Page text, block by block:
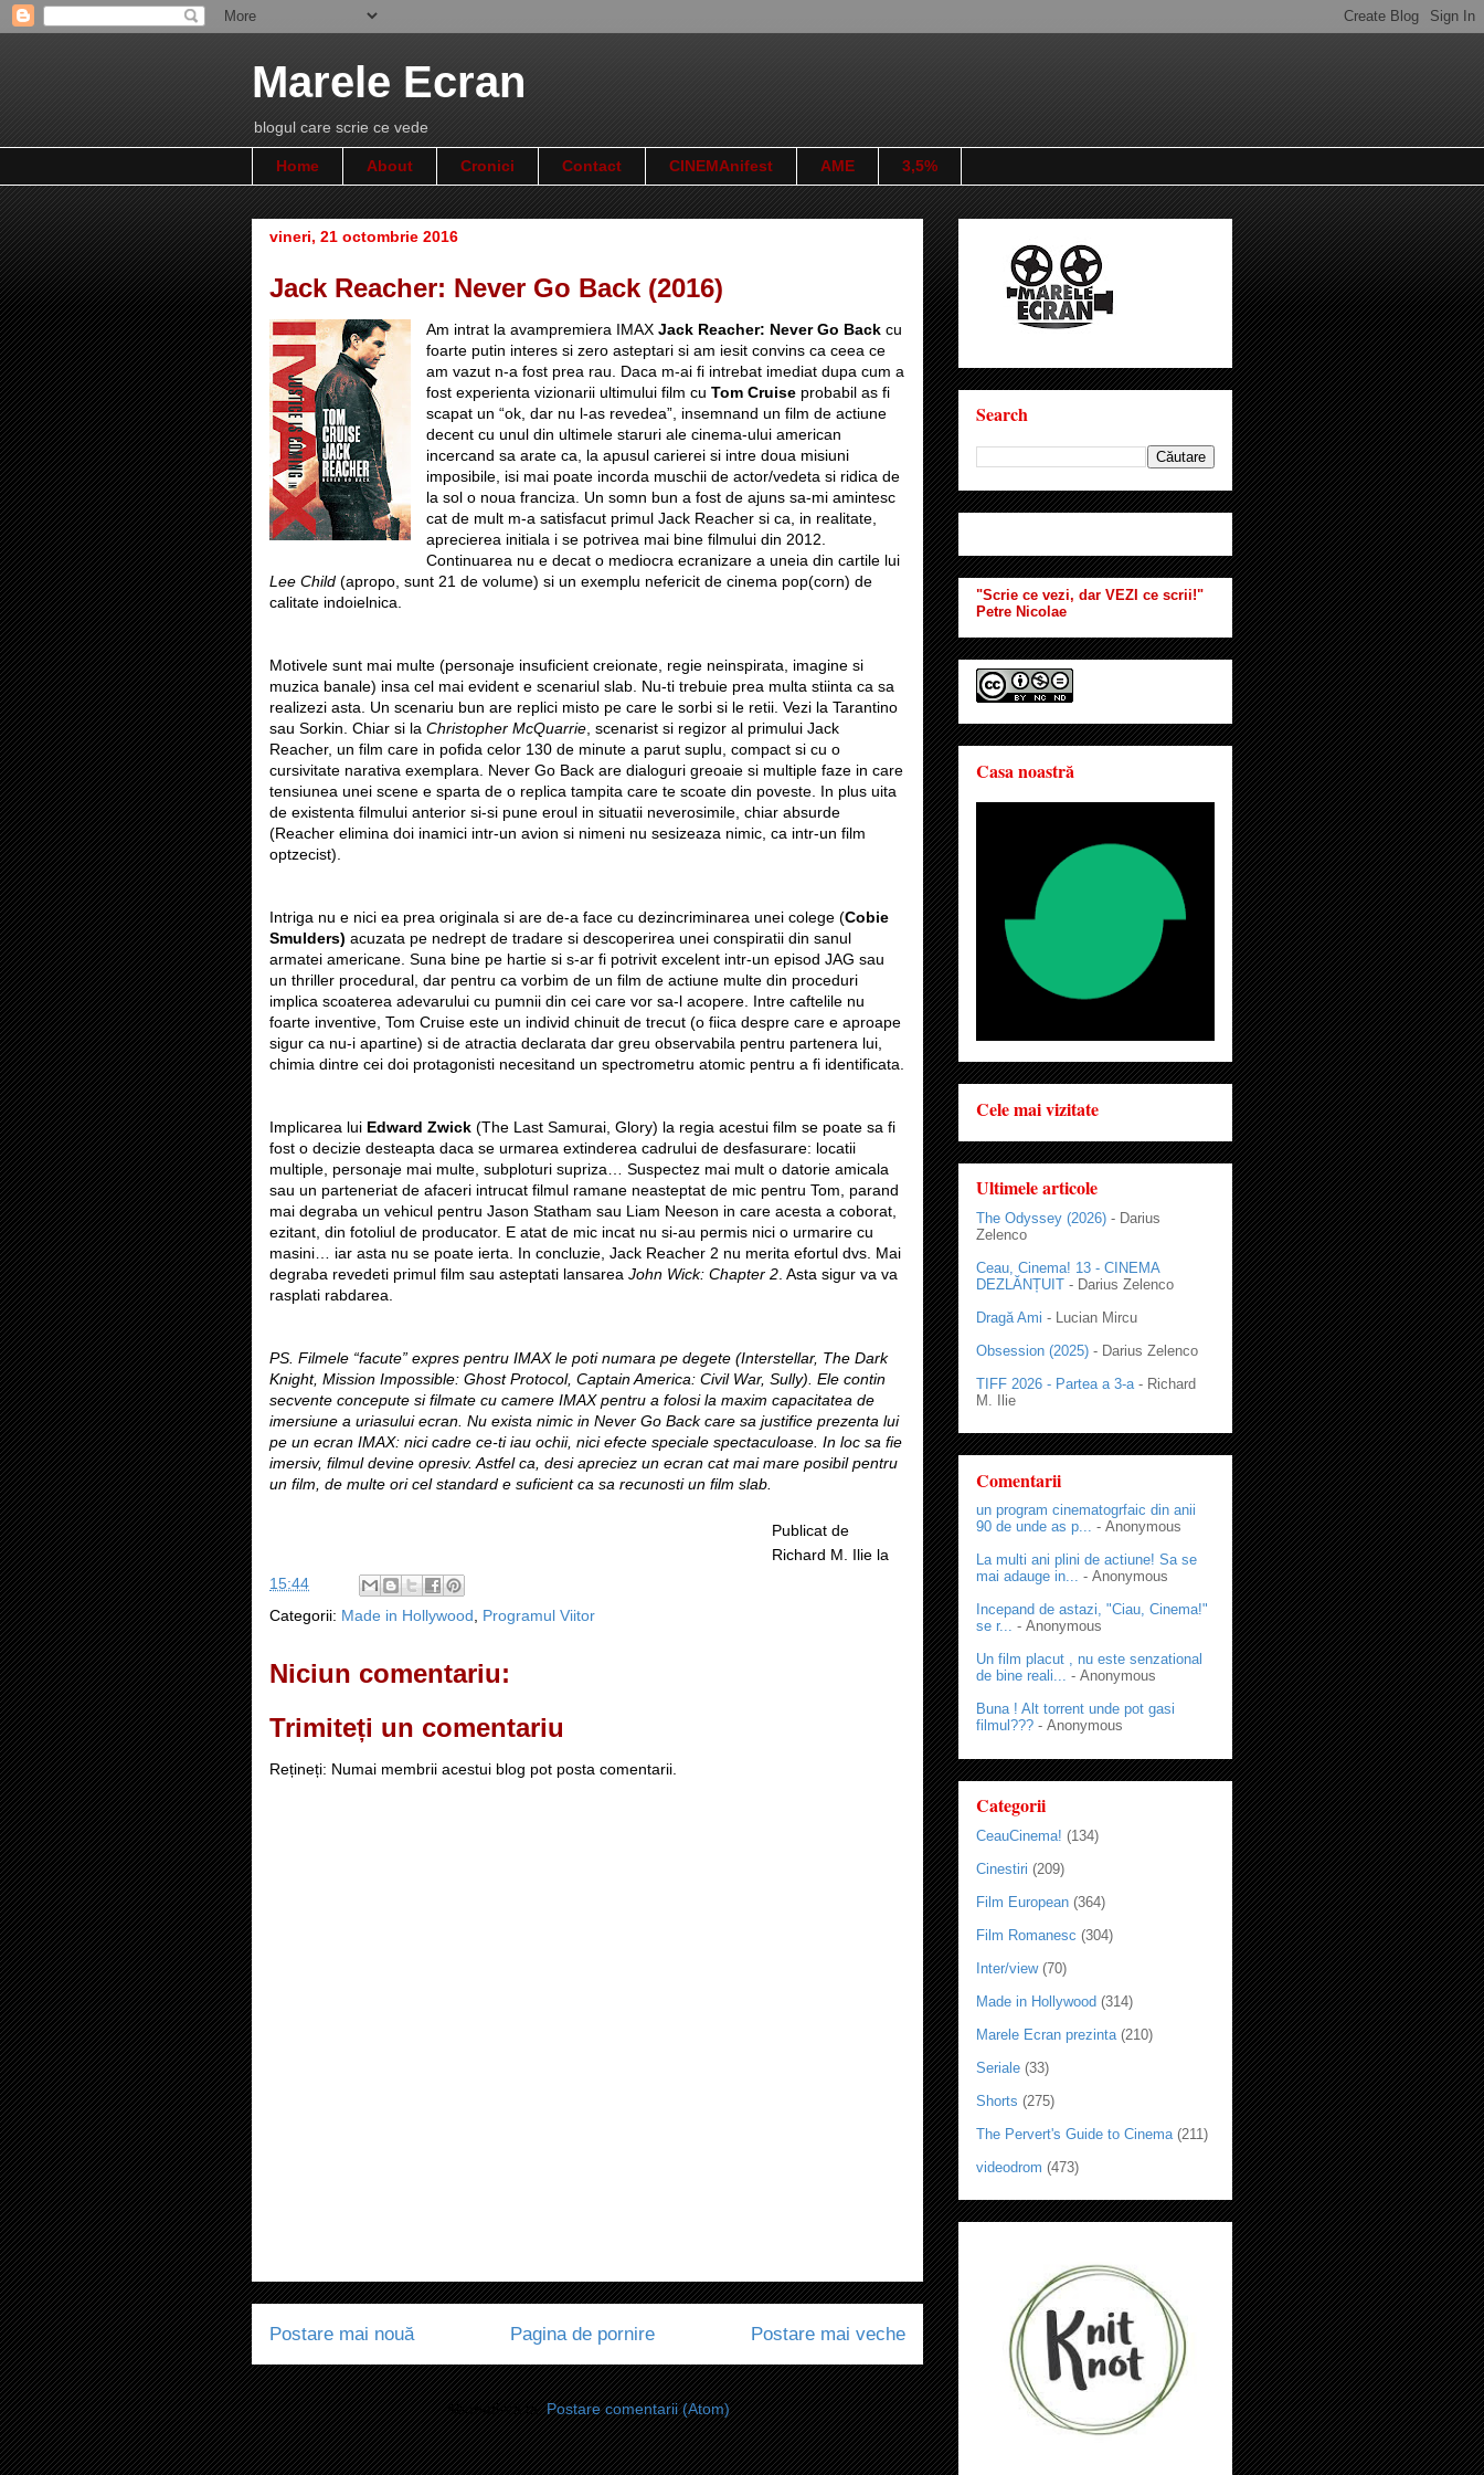
Marele Ecran
blogul care scrie ce vede
Home About Cronici Contact CINEMAnifest AME 3,5%
vineri, 21 octombrie 2016
Jack Reacher: Never Go Back (2016)
Am intrat la avampremiera IMAX Jack Reacher: Never Go Back cu
foarte putin interes si zero asteptari si am iesit convins ca ceea ce
am vazut n-a fost prea rau. Daca m-ai fi intrebat imediat dupa cum a
fost experienta vizionarii ultimului film cu Tom Cruise probabil as fi
scapat un “ok, dar nu l-as revedea”, insemnand un film de actiune
decent cu unul din ultimele staruri ale cinema-ului american
incercand sa arate ca, la apusul carierei si intre doua misiuni
imposibile, isi mai poate incorda muschii de actor/vedeta si ridica de
la sol o noua franciza. Un somn bun a fost de ajuns sa-mi amintesc
cat de mult m-a satisfacut primul Jack Reacher si ca, in realitate,
aprecierea initiala i se potrivea mai bine filmului din 2012.
Continuarea nu e decat o mediocra ecranizare a uneia din cartile lui
Lee Child (apropo, sunt 21 de volume) si un exemplu nefericit de cinema pop(corn) de
calitate indoielnica.
Motivele sunt mai multe (personaje insuficient creionate, regie neinspirata, imagine si
muzica banale) insa cel mai evident e scenariul slab. Nu-ti trebuie prea multa stiinta ca sa
realizezi asta. Un scenariu bun are replici misto pe care le sorbi si le retii. Vezi la Tarantino
sau Sorkin. Chiar si la Christopher McQuarrie , scenarist si regizor al primului Jack
Reacher, un film care in pofida celor 130 de minute a parut suplu, compact si cu o
cursivitate narativa exemplara. Never Go Back are dialoguri greoaie si multiple faze in care
tensiunea unei scene e sparta de o replica tampita care te scoate din poveste. In plus uita
de existenta filmului anterior si-si pune eroul in situatii neverosimile, chiar absurde
(Reacher elimina doi inamici intr-un avion si nimeni nu sesizeaza nimic, ca intr-un film
optzecist).
Intriga nu e nici ea prea originala si are de-a face cu dezincriminarea unei colege (Cobie
Smulders) acuzata pe nedrept de tradare si descoperirea unei conspiratii din sanul
armatei americane. Suna bine pe hartie si s-ar fi potrivit excelent intr-un episod JAG sau
un thriller procedural, dar pentru ca vorbim de un film de actiune multe din proceduri
implica scoaterea adevarului cu pumnii din cei care vor sa-l acopere. Intre caftelile nu
foarte inventive, Tom Cruise este un individ chinuit de trecut (o fiica despre care e aproape
sigur ca nu-i apartine) si de atractia declarata dar greu observabila pentru partenera lui,
chimia dintre cei doi protagonisti necesitand un spectrometru atomic pentru a fi identificata.
Implicarea lui Edward Zwick (The Last Samurai, Glory) la regia acestui film se poate sa fi
fost o decizie desteapta daca se urmarea extinderea cadrului de desfasurare: locatii
multiple, personaje mai multe, subploturi supriza… Suspectez mai mult o datorie amicala
sau un parteneriat de afaceri intrucat filmul ramane neasteptat de mic pentru Tom, parand
mai degraba un vehicul pentru Jason Statham sau Liam Neeson in care acesta a coborat,
ezitant, din fotoliul de producator. E atat de mic incat nu si-au permis nici o urmarire cu
masini… iar asta nu se poate ierta. In concluzie, Jack Reacher 2 nu merita efortul dvs. Mai
degraba revedeti primul film sau asteptati lansarea John Wick: Chapter 2 . Asta sigur va va
rasplati rabdarea.
PS. Filmele “facute” expres pentru IMAX le poti numara pe degete (Interstellar, The Dark
Knight, Mission Impossible: Ghost Protocol, Captain America: Civil War, Sully). Ele contin
secvente concepute si filmate cu camere IMAX pentru a folosi la maxim capacitatea de
imersiune a uriasului ecran. Nu exista nimic in Never Go Back care sa justifice prezenta lui
pe un ecran IMAX: nici cadre ce-ti iau ochii, nici efecte speciale spectaculoase. In loc sa fie
imersiv, filmul devine opresiv. Astfel ca, desi apreciez un ecran cat mai mare posibil pentru
un film, de multe ori cel standard e suficient ca sa recunosti un film slab.
Publicat de
Richard M. Ilie la
15:44
Categorii: Made in Hollywood Programul Viitor
Niciun comentariu:
Trimiteți un comentariu
Rețineți: Numai membrii acestui blog pot posta comentarii.
Postare mai nouă Postare mai veche
Pagina de pornire
Abonați-vă la:Postare comentarii (Atom)
Search
"Scrie ce vezi, dar VEZI ce scrii!"
Petre Nicolae
Casa noastră
Cele mai vizitate
Ultimele articole
The Odyssey (2026) - Darius
Zelenco
Ceau, Cinema! 13 - CINEMA
DEZLĂNȚUIT - Darius Zelenco
Dragă Ami - Lucian Mircu
Obsession (2025) - Darius Zelenco
TIFF 2026 - Partea a 3-a - Richard
M. Ilie
Comentarii
un program cinematogrfaic din anii
90 de unde as p... - Anonymous
La multi ani plini de actiune! Sa se
mai adauge in... - Anonymous
Incepand de astazi, "Ciau, Cinema!"
se r... - Anonymous
Un film placut , nu este senzational
de bine reali... - Anonymous
Buna ! Alt torrent unde pot gasi
filmul??? - Anonymous
Categorii
CeauCinema! (134)
Cinestiri (209)
Film European (364)
Film Romanesc (304)
Inter/view (70)
Made in Hollywood (314)
Marele Ecran prezinta (210)
Seriale (33)
Shorts (275)
The Pervert's Guide to Cinema (211)
videodrom (473)